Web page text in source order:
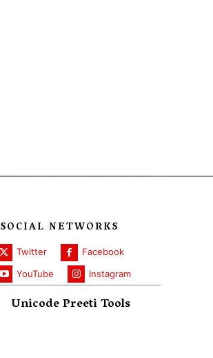
SOCIAL NETWORKS
Twitter
Facebook
YouTube
Instagram
Unicode Preeti Tools